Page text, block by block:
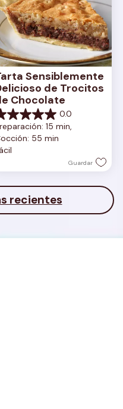
Sensiblemente
de Trocitos
Chocolate
0.0
15 min,
55 min
Guardar
recientes